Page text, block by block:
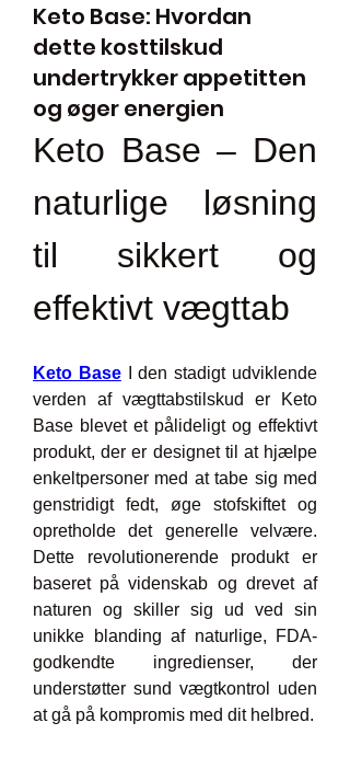
Keto Base: Hvordan
dette kosttilskud
undertrykker appetitten
og øger energien
Keto Base – Den
naturlige løsning
til sikkert og
effektivt vægttab
Keto Base I den stadigt udviklende
verden af ​​vægttabstilskud er Keto
Base blevet et pålideligt og effektivt
produkt, der er designet til at hjælpe
enkeltpersoner med at tabe sig med
genstridigt fedt, øge stofskiftet og
opretholde det generelle velvære.
Dette revolutionerende produkt er
baseret på videnskab og drevet af
naturen og skiller sig ud ved sin
unikke blanding af naturlige, FDA-
godkendte ingredienser, der
understøtter sund vægtkontrol uden
at gå på kompromis med dit helbred.